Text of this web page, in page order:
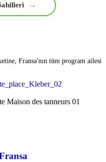
→
Fransa'nın tüm program ailesi